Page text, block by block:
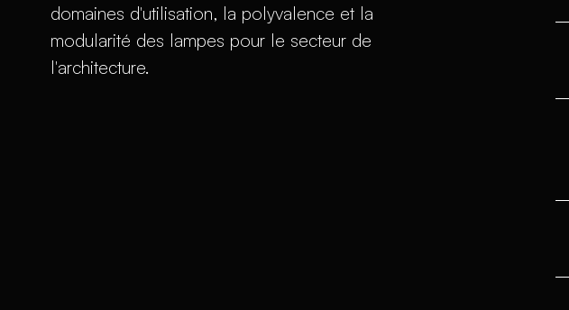
domaines d'utilisation, la polyvalence et la
modularité des lampes pour le secteur de
l'architecture.